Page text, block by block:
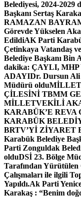
Belediyesi, 2024-2029
Başkanı Sertaş
RAMAZAN
Görevde Yükselen
EdildiAK Parti
Çetinkaya Vatandaş
Belediye Başkanı Bin
dakika: ÇAYLI,
ADAYIDr. Dursun Ali
Müdürü oldu
ÇİLESİNİ TBMM
MİLLETVEKİLİ
KARABÜK’E REVA
KARABÜK
BRTV’Yİ ZİYARET
Karabük Belediye
Parti Zonguldak
olduDSİ 23. Bölge
Tarafından Yürütülen
Çalışmaları ile ilgili
Yapıldı.Ak Parti
Karakaş : “Benim